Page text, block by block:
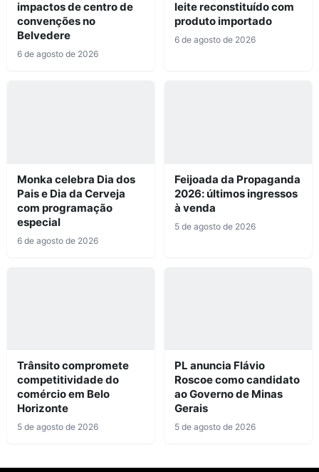
impactos de centro de
convenções no
Belvedere
6 de agosto de 2026
leite reconstituído com
produto importado
6 de agosto de 2026
Monka celebra Dia dos
Pais e Dia da Cerveja
com programação
especial
6 de agosto de 2026
Feijoada da Propaganda
2026: últimos ingressos
à venda
5 de agosto de 2026
Trânsito compromete
competitividade do
comércio em Belo
Horizonte
5 de agosto de 2026
PL anuncia Flávio
Roscoe como candidato
ao Governo de Minas
Gerais
5 de agosto de 2026